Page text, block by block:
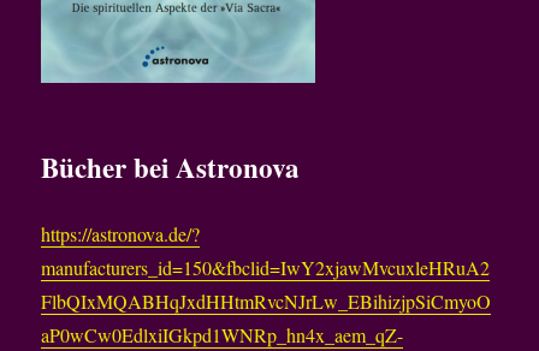
Bücher bei Astronova
https://astronova.de/?
manufacturers_id=150&fbclid=IwY2xjawMvcuxleHRuA2
FlbQIxMQABHqJxdHHtmRvcNJrLw_EBihizjpSiCmyoO
aP0wCw0EdlxiIGkpd1WNRp_hn4x_aem_qZ-